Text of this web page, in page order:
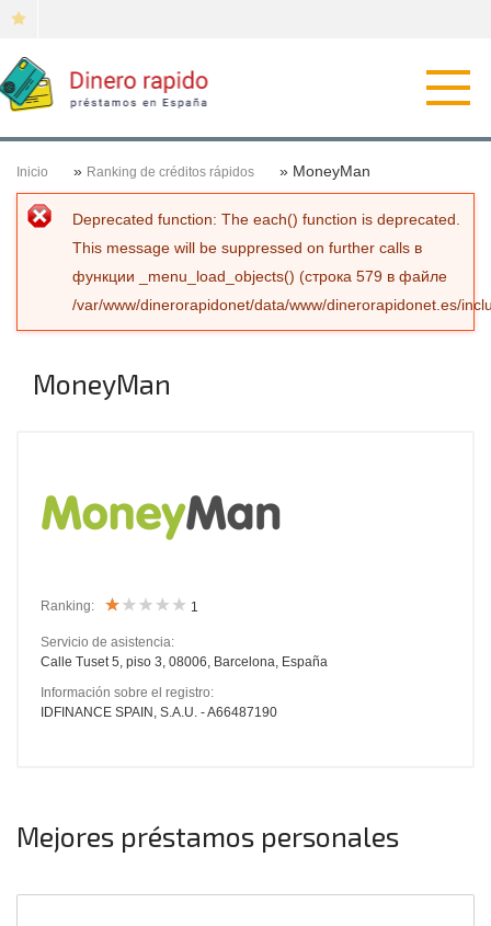
Inicio » Ranking de créditos rápidos » MoneyMan
Сообщение об ошибке
Deprecated function: The each() function is deprecated.
This message will be suppressed on further calls в
функции
_menu_load_objects() (строка 579 в файле
/var/www/dinerorapidonet/data/www/dinerorapidonet.es/
MoneyMan
Ranking: 1
Servicio de asistencia:
Calle Tuset 5, piso 3, 08006, Barcelona, España
Información sobre el registro:
IDFINANCE SPAIN, S.A.U. - A66487190
Mejores préstamos personales